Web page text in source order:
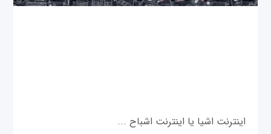
اینترنت اشیا یا اینترنت اشباح ...